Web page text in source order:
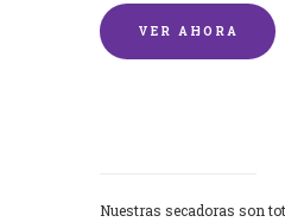
VER AHORA
Nuestras secadoras son